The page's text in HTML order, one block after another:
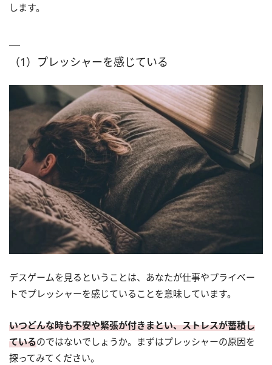
します。
（1）プレッシャーを感じている
デスゲームを見るということは、あなたが仕事やプライベー
トでプレッシャーを感じていることを意味しています。
いつどんな時も不安や緊張が付きまとい、ストレスが蓄積し
ているのではないでしょうか。まずはプレッシャーの原因を
探ってみてください。